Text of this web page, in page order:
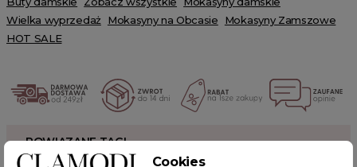
Wielka wyprzedaż
Mokasyny na Obcasie
Mokasyny Zamszowe
HOT SALE
POWIĄZANE TAGI
Cookies